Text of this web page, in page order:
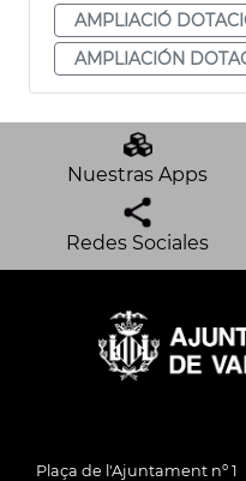
AMPLIACIÓ
AMPLIACIÓN
Nuestras Apps
Redes Sociales
Plaça de l'Ajuntament nº 1